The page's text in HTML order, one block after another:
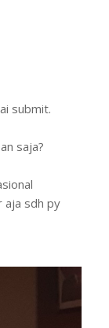
submit.
saja?
aja sdh py